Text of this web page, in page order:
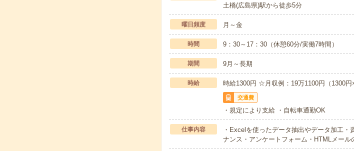
土橋(広島県)駅から徒歩5分
曜日頻度 月～金
時間 9：30～17：30（休憩60分/実働7時間）
期間 9月～長期
時給 時給1300円 ☆月収例：19万1100円（1300円
交通費
・規定により支給 ・自転車通勤OK
仕事内容
・Excelを使ったデータ抽出やデータ加工
ナンス・アンケートフォーム・HTMLメー